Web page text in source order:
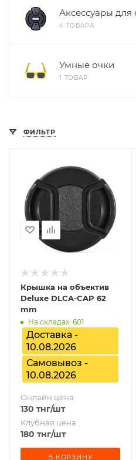
Аксессуары
4 ТОВАРА
Умные очки
1 ТОВАР
ФИЛЬТР
Крышка на объектив
Deluxe DLCA-CAP 62
mm
На складах: 601
Доставка -
10.08.2026
Самовывоз -
10.08.2026
Онлайн цена
130 тнг/шт
Клубная цена
180 тнг/шт
В КОРЗИНУ